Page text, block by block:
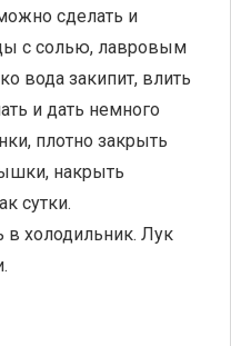
сделать и
с солью, лавровым
вода закипит, влить
и дать немного
плотно закрыть
накрыть
сутки.
в холодильник. Лук